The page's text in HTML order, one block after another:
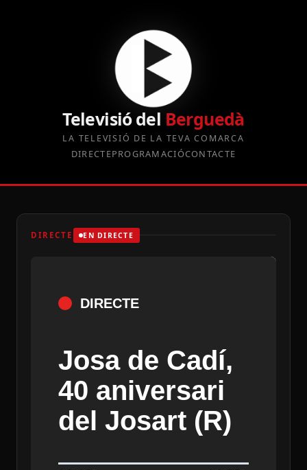
Televisió del Berguedà
LA TELEVISIÓ DE LA TEVA COMARCA
DIRECTEPROGRAMACIÓCONTACTE
DIRECTE EN DIRECTE
DIRECTE
Josa de Cadí,
40 aniversari
del Josart (R)